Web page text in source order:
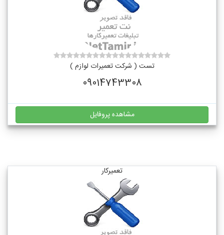
تست ( شرکت تعمیرات لوازم )
09014743308
مشاهده پروفایل
تعمیرکار